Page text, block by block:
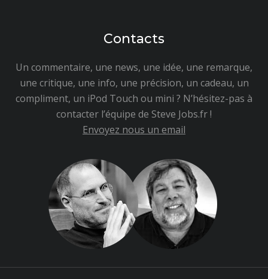
Contacts
Un commentaire, une news, une idée, une remarque,
une critique, une info, une précision, un cadeau, un
compliment, un iPod Touch ou mini ? N’hésitez-pas à
contacter l’équipe de Steve Jobs.fr !
Envoyez nous un email